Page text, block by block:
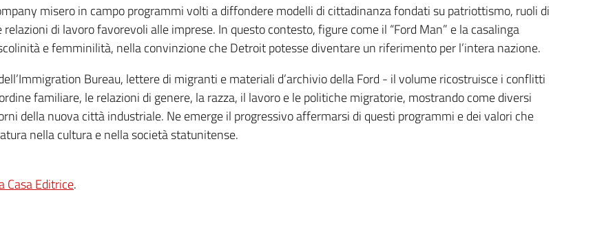
misero in campo programmi volti a diffondere modelli di cittadinanza fondati su patriottismo, ruoli di
di lavoro favorevoli alle imprese. In questo contesto, figure come il “Ford Man” e la casalinga
e femminilità, nella convinzione che Detroit potesse diventare un riferimento per l’intera nazione.
Bureau, lettere di migranti e materiali d’archivio della Ford - il volume ricostruisce i conflitti
familiare, le relazioni di genere, la razza, il lavoro e le politiche migratorie, mostrando come diversi
della nuova città industriale. Ne emerge il progressivo affermarsi di questi programmi e dei valori che
nella cultura e nella società statunitense.
Casa Editrice.